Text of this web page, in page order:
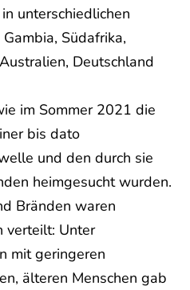
unterschiedlichen
Südafrika,
Deutschland
im Sommer 2021 die
bis dato
und den durch sie
heimgesucht wurden.
Bränden waren
verteilt: Unter
mit geringeren
älteren Menschen gab